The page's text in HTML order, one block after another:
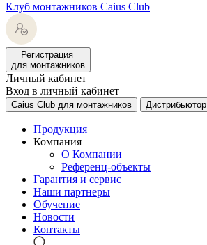
Клуб монтажников Caius Club
Регистрация
для монтажников
Личный кабинет
Вход в личный кабинет
Caius Club для монтажников Дистрибьютор
Продукция
Компания
О Компании
Референц-объекты
Гарантия и сервис
Наши партнеры
Обучение
Новости
Контакты